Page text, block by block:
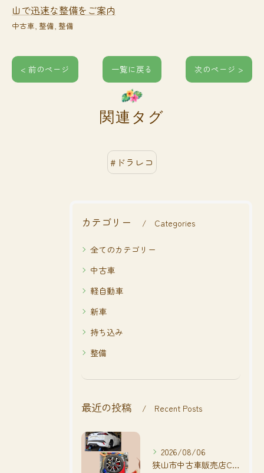
山で迅速な整備をご案内
中古車 整備 整備
< 前のページ 一覧に戻る 次のページ >
関連タグ
#ドラレコ
カテゴリー Categories
全てのカテゴリー
中古車
軽自動車
新車
持ち込み
整備
最近の投稿 Recent Posts
2026/08/06
狭山市中古車販売店CarShop FACT.🚗